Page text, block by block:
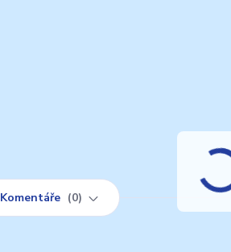
Komentáře 0